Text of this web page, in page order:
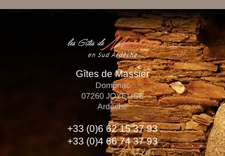
Gîtes de Massier
Dompnac
07260 JOYEUSE
Ardèche
+33 (0)6 62 15 37 93
+33 (0)4 66 74 37 93